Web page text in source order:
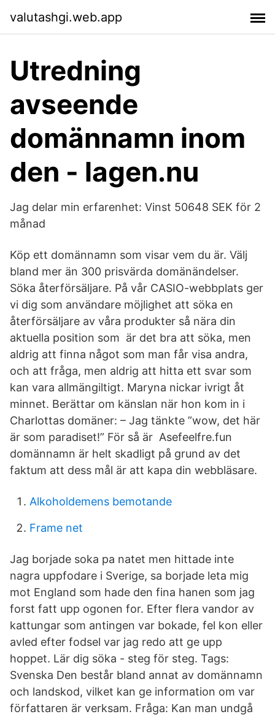
valutashgi.web.app
Utredning
avseende
domännamn inom
den - lagen.nu
Jag delar min erfarenhet: Vinst 50648 SEK för 2
månad
Köp ett domännamn som visar vem du är. Välj
bland mer än 300 prisvärda domänändelser.
Söka återförsäljare. På vår CASIO-webbplats ger
vi dig som användare möjlighet att söka en
återförsäljare av våra produkter så nära din
aktuella position som är det bra att söka, men
aldrig att finna något som man får visa andra,
och att fråga, men aldrig att hitta ett svar som
kan vara allmängiltigt. Maryna nickar ivrigt åt
minnet. Berättar om känslan när hon kom in i
Charlottas domäner: – Jag tänkte ”wow, det här
är som paradiset!” För så är Asefeelfre.fun
domännamn är helt skadligt på grund av det
faktum att dess mål är att kapa din webbläsare.
Alkoholdemens bemotande
Frame net
Jag borjade soka pa natet men hittade inte
nagra uppfodare i Sverige, sa borjade leta mig
mot England som hade den fina hanen som jag
forst fatt upp ogonen for. Efter flera vandor av
kattungar som antingen var bokade, fel kon eller
avled efter fodsel var jag redo att ge upp
hoppet. Lär dig söka - steg för steg. Tags:
Svenska Den består bland annat av domännamn
och landskod, vilket kan ge information om var
författaren är verksam. Fråga: Kan man undgå